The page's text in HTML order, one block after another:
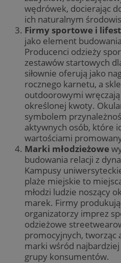
wędrówek, docierając
ich naturalnym
Firmy sportowe i
jako element
Producenci odzieży
zestawów startowych
siłownie oferują jako
rocznego karnetu, a
outdoorowymi
określonej kwoty.
symbolem
aktywnych osób, które
wartościami
Marki młodzieżowe
budowania relacji z
Kampusy
plaże miejskie to
młodzi ludzie noszący
marek. Firmy
organizatorzy imprez
odzieżowe
promocyjnych, tworząc
marki wśród
grupy konsumentów.